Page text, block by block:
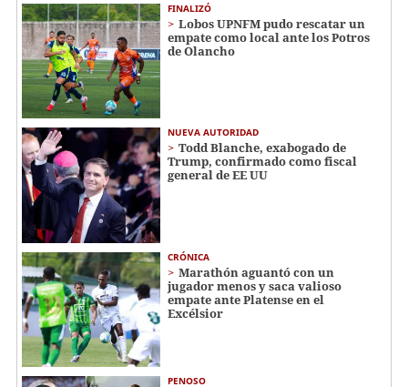
FINALIZÓ
Lobos UPNFM pudo rescatar un
empate como local ante los Potros
de Olancho
NUEVA AUTORIDAD
Todd Blanche, exabogado de
Trump, confirmado como fiscal
general de EE UU
CRÓNICA
Marathón aguantó con un
jugador menos y saca valioso
empate ante Platense en el
Excélsior
PENOSO